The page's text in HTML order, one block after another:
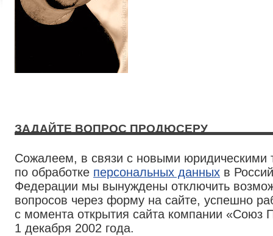
ЗАДАЙТЕ ВОПРОС ПРОДЮСЕРУ
Сожалеем, в связи с новыми юридическими
по обработке персональных данных в
Федерации мы вынуждены отключить
вопросов через форму на сайте, успешно
с момента открытия сайта компании «Союз
1 декабря 2002 года.